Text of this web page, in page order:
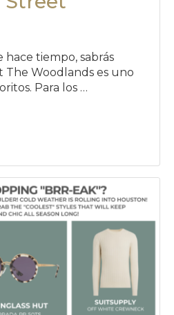
hace tiempo, sabrás
Woodlands es uno
Para los …